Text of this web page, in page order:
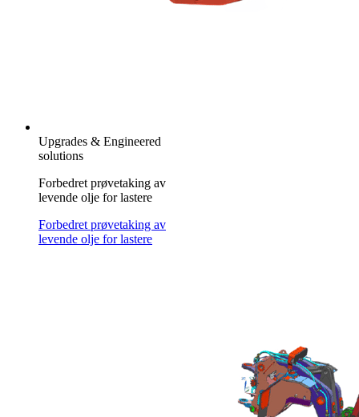
Upgrades & Engineered
solutions
Forbedret prøvetaking av
levende olje for lastere
Forbedret prøvetaking av
levende olje for lastere